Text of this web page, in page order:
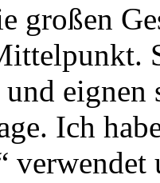
großen
und
Ich